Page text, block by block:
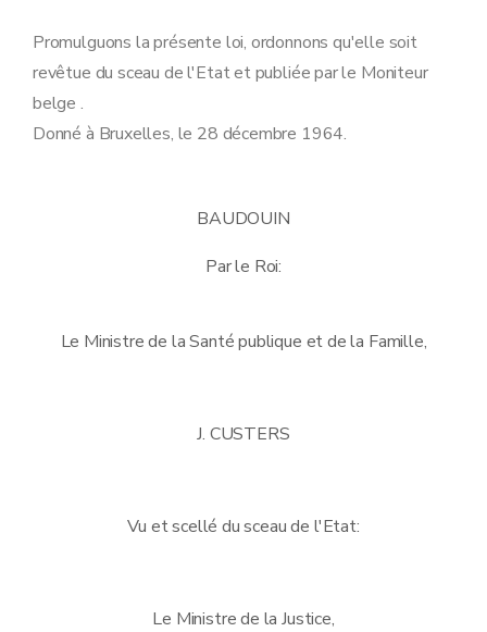
Promulguons la présente loi, ordonnons qu'elle soit
revêtue du sceau de l'Etat et publiée par le Moniteur
belge .
Donné à Bruxelles, le 28 décembre 1964.
BAUDOUIN
Par le Roi:
Le Ministre de la Santé publique et de la Famille,
J. CUSTERS
Vu et scellé du sceau de l'Etat:
Le Ministre de la Justice,